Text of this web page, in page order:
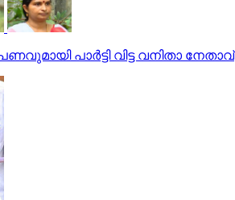
പാര്‍ട്ടി വിട്ട വനിതാ നേതാവ്